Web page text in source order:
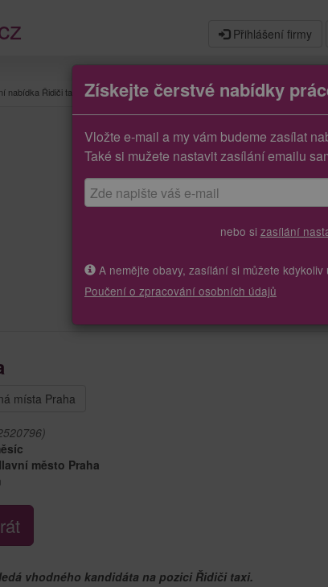
Přihlášení firmy
nabídka Řidiči taxi
místa Praha
město Praha
vhodného kandidáta na pozici Řidiči taxi.
Získejte čerstvé nabídky
Vložte e-mail a my vám budeme zasílat
Také si mužete nastavit zasílání emailu
nebo si zasílání
A nemějte obavy, zasílání si můžete
Poučení o zpracování osobních údajů